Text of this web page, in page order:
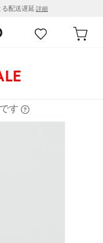
る配送遅延 詳細
です